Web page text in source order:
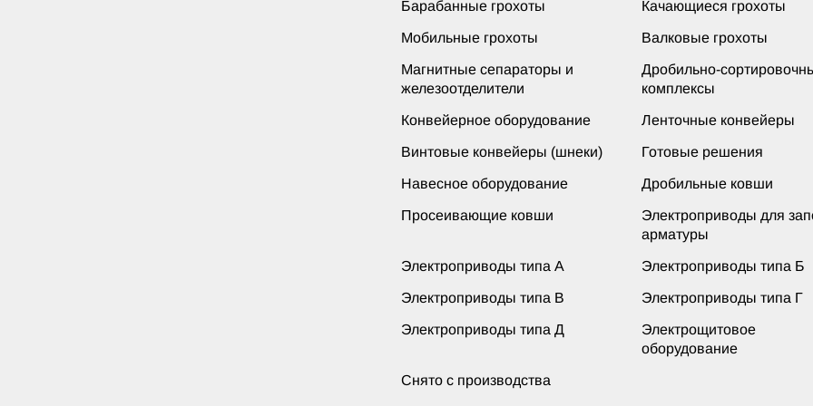
Барабанные грохоты Качающиеся грохоты
Мобильные грохоты Валковые грохоты
Магнитные сепараторы и
железоотделители
Дробильно-
комплексы
Конвейерное оборудование Ленточные конвейеры
Винтовые конвейеры (шнеки) Готовые решения
Навесное оборудование Дробильные ковши
Просеивающие ковши
Электроприводы для
арматуры
Электроприводы типа А Электроприводы типа Б
Электроприводы типа В Электроприводы типа Г
Электроприводы типа Д
Электрощитовое
оборудование
Снято с производства